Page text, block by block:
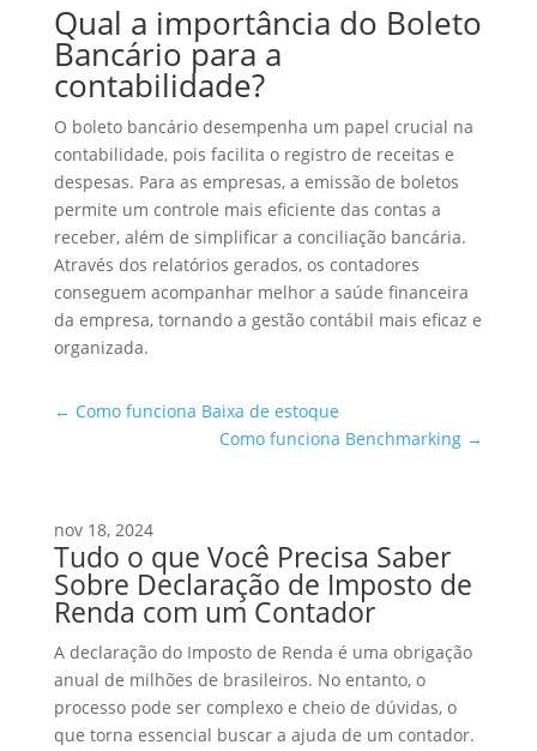
Qual a importância do Boleto
Bancário para a
contabilidade?
O boleto bancário desempenha um papel crucial na
contabilidade, pois facilita o registro de receitas e
despesas. Para as empresas, a emissão de boletos
permite um controle mais eficiente das contas a
receber, além de simplificar a conciliação bancária.
Através dos relatórios gerados, os contadores
conseguem acompanhar melhor a saúde financeira
da empresa, tornando a gestão contábil mais eficaz e
organizada.
← Como funciona Baixa de estoque
Como funciona Benchmarking →
nov 18, 2024
Tudo o que Você Precisa Saber
Sobre Declaração de Imposto de
Renda com um Contador
A declaração do Imposto de Renda é uma obrigação
anual de milhões de brasileiros. No entanto, o
processo pode ser complexo e cheio de dúvidas, o
que torna essencial buscar a ajuda de um contador.